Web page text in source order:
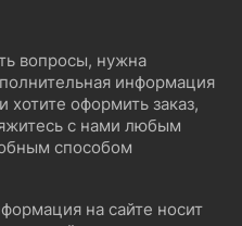
вопросы, нужна
информация
хотите оформить заказ,
с нами любым
способом
на сайте носит